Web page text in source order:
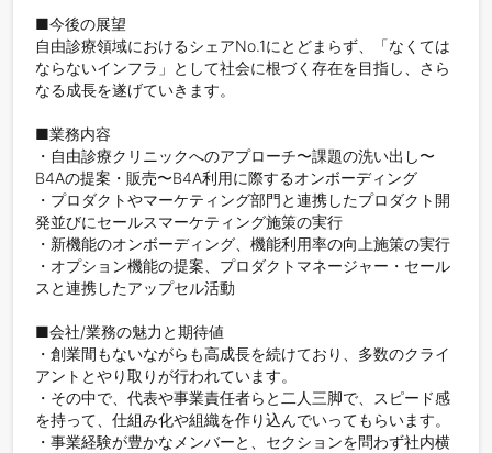
■今後の展望
自由診療領域におけるシェアNo.1にとどまらず、「なくては
ならないインフラ」として社会に根づく存在を目指し、さら
なる成長を遂げていきます。
■業務内容
・自由診療クリニックへのアプローチ〜課題の洗い出し〜
B4Aの提案・販売〜B4A利用に際するオンボーディング
・プロダクトやマーケティング部門と連携したプロダクト開
発並びにセールスマーケティング施策の実行
・新機能のオンボーディング、機能利用率の向上施策の実行
・オプション機能の提案、プロダクトマネージャー・セール
スと連携したアップセル活動
■会社/業務の魅力と期待値
・創業間もないながらも高成長を続けており、多数のクライ
アントとやり取りが行われています。
・その中で、代表や事業責任者らと二人三脚で、スピード感
を持って、仕組み化や組織を作り込んでいってもらいます。
・事業経験が豊かなメンバーと、セクションを問わず社内横